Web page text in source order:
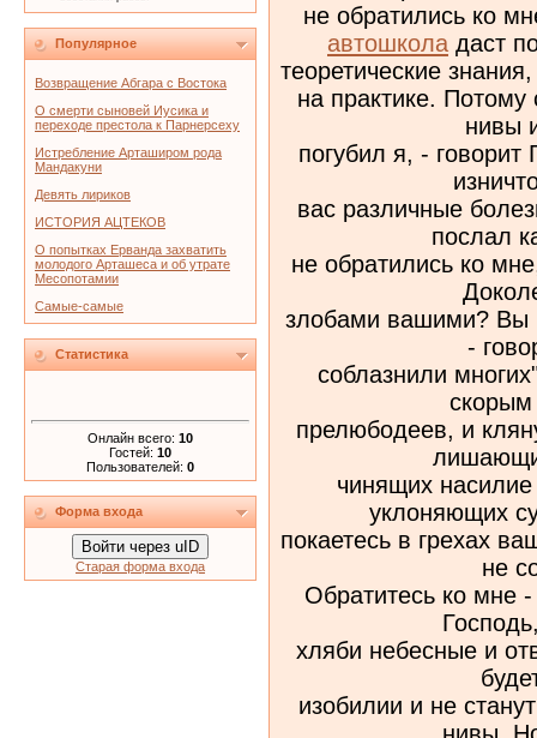
Популярное
Возвращение Абгара с Востока
О смерти сыновей Иусика и
переходе престола к Парнерсеху
Истребление Арташиром рода
Мандакуни
Девять лириков
ИСТОРИЯ АЦТЕКОВ
О попытках Ерванда захватить
молодого Арташеса и об утрате
Месопотамии
Самые-самые
Статистика
Онлайн всего: 10
Гостей: 10
Пользователей: 0
Форма входа
Войти через uID
Старая форма входа
не обратились ко
автошкола даст
теоретические
на практике.
нивы
погубил я, -
вас различные
послал
не обратились ко
злобами вашими? Вы
-
соблазнили
скорым
прелюбодеев, и
чинящих
уклоняющих
покаетесь в грехах
не
Обратитесь ко мне
хляби небесные и
изобилии и не